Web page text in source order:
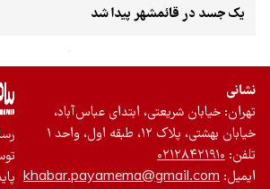
یک جسد در قائمشهر پیدا شد
نشانی
تهران: خیابان شریعتی، ابتدای عباس‌آباد،
خیابان بهشتی، پلاک ۱۲، طبقه اول، واحد ۱
تلفن: ۰۲۱۲۸۴۲۱۹۱۰
ایمیل: khabar.payamema@gmail.com